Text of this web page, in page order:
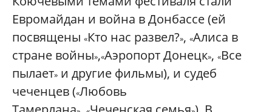
Евромайдан и война в Донбассе (ей
посвящены «Кто нас развел?», «Алиса в
стране войны»,«Аэропорт Донецк», «Все
пылает» и другие фильмы), и судеб
чеченцев («Любовь